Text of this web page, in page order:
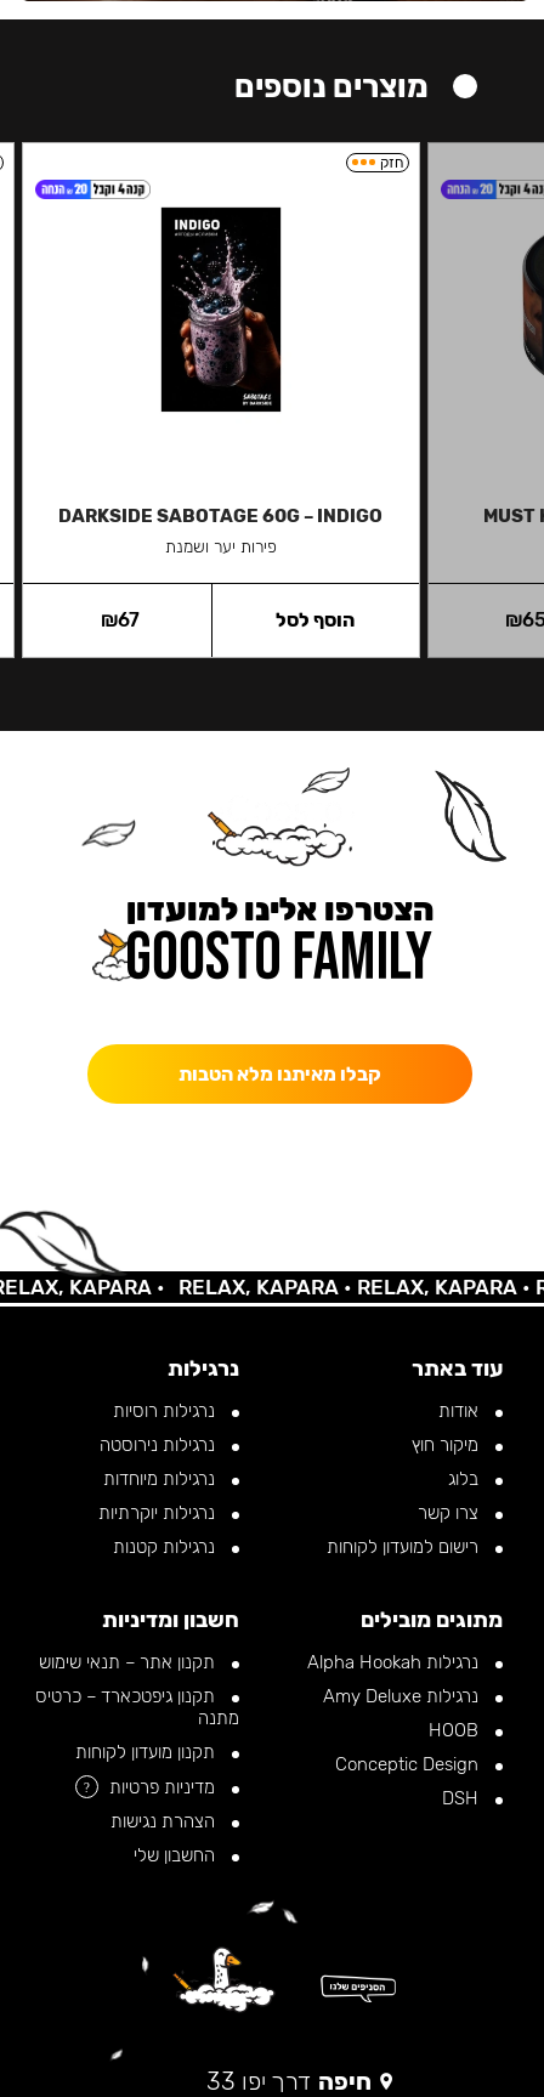
מוצרים נוספים
MUST
₪
חזק
DARKSIDE SABOTAGE 60G – INDIGO
פירות יער ושמנת
₪67 הוסף לסל
הצטרפו אלינו למועדון
קבלו מאיתנו מלא הטבות
KAPARA • RELAX, KAPARA •RELAX, KAPARA •
עוד באתר
אודות
מיקור חוץ
בלוג
צרו קשר
רישום למועדון לקוחות
נרגילות
נרגילות רוסיות
נרגילות נירוסטה
נרגילות מיוחדות
נרגילות יוקרתיות
נרגילות קטנות
מתוגים מובילים
נרגילות Alpha Hookah
נרגילות Amy Deluxe
חשבון ומדיניות
תקנון אתר – תנאי שימוש
תקנון גיפטכארד – כרטיס
מתנה
תקנון מועדון לקוחות
מדיניות פרטיות
?
הצהרת נגישות
החשבון שלי
חיפה דרך יפו 33